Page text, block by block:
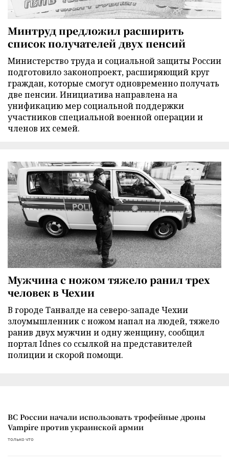
Минтруд предложил расширить
список получателей двух пенсий
Министерство труда и социальной защиты России
подготовило законопроект, расширяющий круг
граждан, которые смогут одновременно получать
две пенсии. Инициатива направлена на
унификацию мер социальной поддержки
участников специальной военной операции и
членов их семей.
Мужчина с ножом тяжело ранил трех
человек в Чехии
В городе Танвалде на северо-западе Чехии
злоумышленник с ножом напал на людей, тяжело
ранив двух мужчин и одну женщину, сообщил
портал Idnes со ссылкой на представителей
полиции и скорой помощи.
ВС России начали использовать трофейные дроны
Vampire против украинской армии
только что